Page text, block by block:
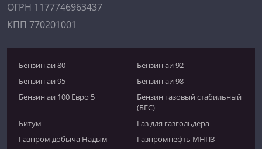
ОГРН 1177746963437
КПП 770201001
Бензин аи 80
Бензин аи 92
Бензин аи 95
Бензин аи 98
Бензин аи 100 Евро 5
Бензин газовый стабильный
(БГС)
Битум
Газ для газгольдера
Газпром добыча Надым
Газпромнефть МНПЗ